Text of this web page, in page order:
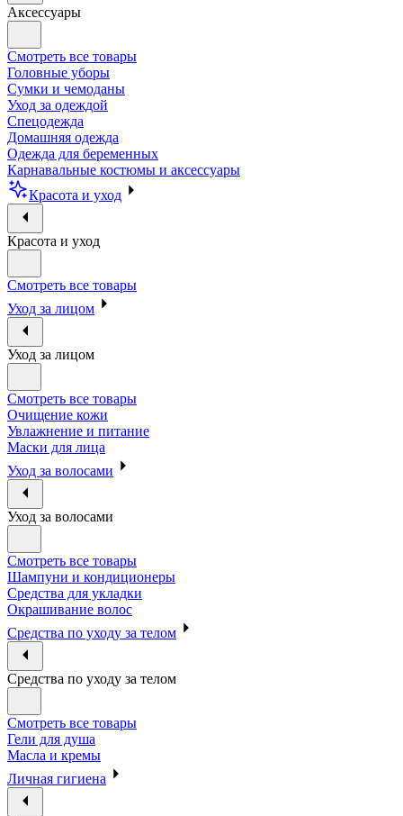
Аксессуары
Смотреть все товары
Головные уборы
Сумки и чемоданы
Уход за одеждой
Спецодежда
Домашняя одежда
Одежда для беременных
Карнавальные костюмы и аксессуары
Красота и уход
Красота и уход
Смотреть все товары
Уход за лицом
Уход за лицом
Смотреть все товары
Очищение кожи
Увлажнение и питание
Маски для лица
Уход за волосами
Уход за волосами
Смотреть все товары
Шампуни и кондиционеры
Средства для укладки
Окрашивание волос
Средства по уходу за телом
Средства по уходу за телом
Смотреть все товары
Гели для душа
Масла и кремы
Личная гигиена